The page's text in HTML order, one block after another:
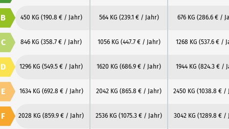
B 450 KG (190.8 € / Jahr) 564 KG (239.1 € / Jahr) 676 KG (286.6 € /
C 846 KG (358.7 € / Jahr) 1056 KG (447.7 € / Jahr) 1268 KG (537.6 € /
D 1296 KG (549.5 € / Jahr) 1620 KG (686.9 € / Jahr) 1944 KG (824.3 € /
E 1634 KG (692.8 € / Jahr) 2042 KG (865.8 € / Jahr) 2450 KG (1038.8 € /
F 2028 KG (859.9 € / Jahr) 2536 KG (1075.3 € / Jahr) 3042 KG (1289.8 € /